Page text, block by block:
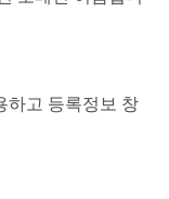
하고 등록정보 창